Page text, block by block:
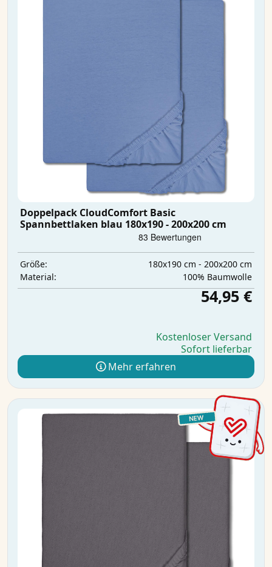
Doppelpack CloudComfort Basic
Spannbettlaken blau 180x190 - 200x200 cm
Größe:
180x190 cm - 200x200 cm
Material:
100% Baumwolle
54,95 €
Kostenloser Versand
Sofort lieferbar
Mehr erfahren